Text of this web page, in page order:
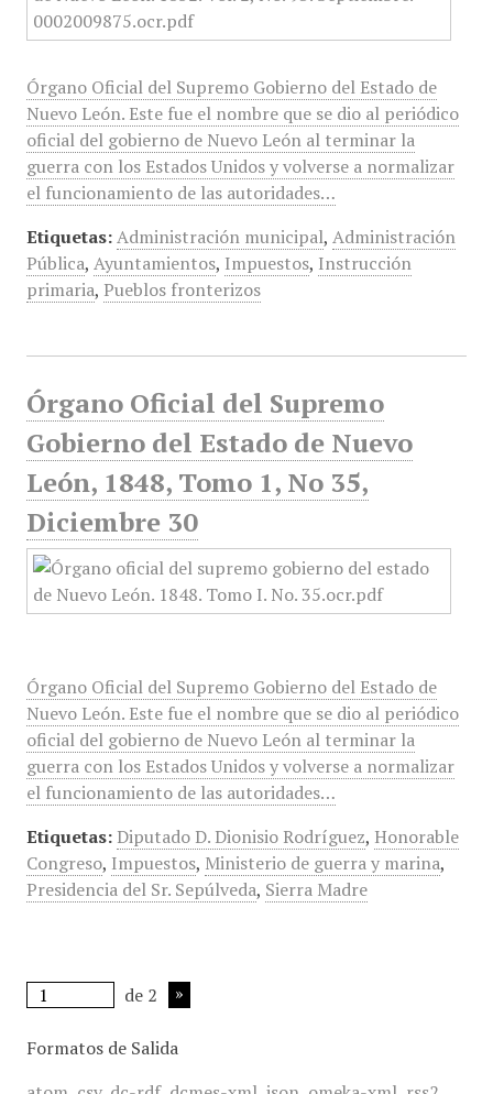
Órgano Oficial del Supremo Gobierno del Estado de
Nuevo León. Este fue el nombre que se dio al periódico
oficial del gobierno de Nuevo León al terminar la
guerra con los Estados Unidos y volverse a normalizar
el funcionamiento de las autoridades…
Etiquetas: Administración municipal, Administración
Pública, Ayuntamientos, Impuestos, Instrucción
primaria, Pueblos fronterizos
Órgano Oficial del Supremo
Gobierno del Estado de Nuevo
León, 1848, Tomo 1, No 35,
Diciembre 30
Órgano Oficial del Supremo Gobierno del Estado de
Nuevo León. Este fue el nombre que se dio al periódico
oficial del gobierno de Nuevo León al terminar la
guerra con los Estados Unidos y volverse a normalizar
el funcionamiento de las autoridades…
Etiquetas: Diputado D. Dionisio Rodríguez, Honorable
Congreso, Impuestos, Ministerio de guerra y marina,
Presidencia del Sr. Sepúlveda, Sierra Madre
de 2
Formatos de Salida